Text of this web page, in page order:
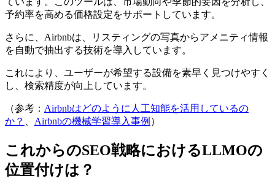
予約率を高める価格設定をサポートしています。
さらに、Airbnbは、リスティングの写真からアメニティ情報
を自動で抽出する技術を導入しています。
これにより、ユーザーが希望する設備を素早く見つけやすく
し、検索精度が向上しています。
（参考： Airbnbはどのように人工知能を活用しているの
か？
Airbnbの機械学習導入事例 ）
これからのSEO戦略におけるLLMOの
位置付けは？